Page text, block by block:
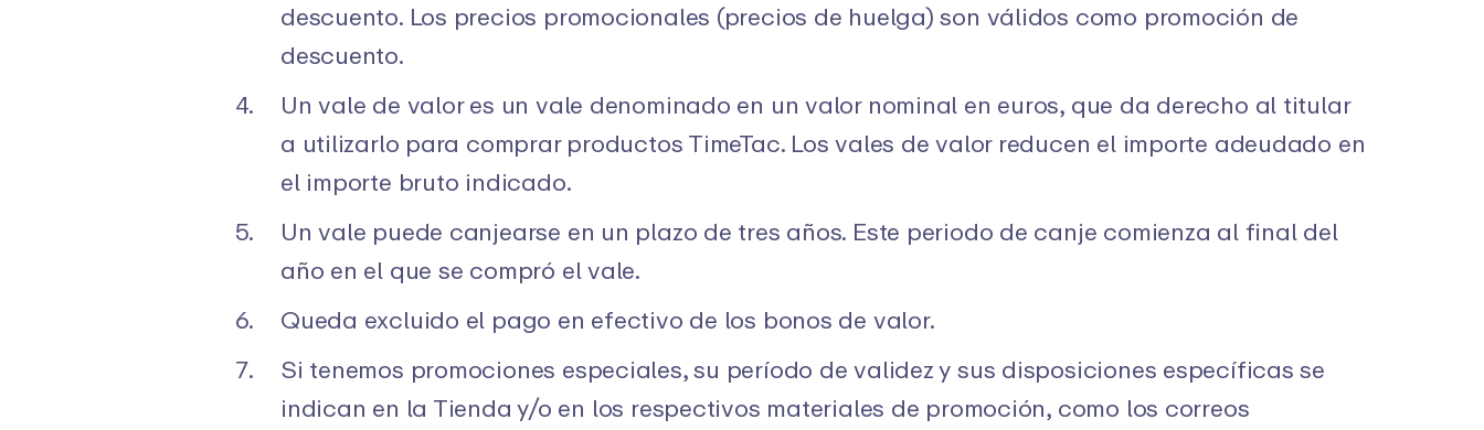
descuento. Los precios promocionales (precios de huelga) son válidos como promoción de
descuento.
Un vale de valor es un vale denominado en un valor nominal en euros, que da derecho al titular
a utilizarlo para comprar productos TimeTac. Los vales de valor reducen el importe adeudado en
el importe bruto indicado.
Un vale puede canjearse en un plazo de tres años. Este periodo de canje comienza al final del
año en el que se compró el vale.
Queda excluido el pago en efectivo de los bonos de valor.
Si tenemos promociones especiales, su período de validez y sus disposiciones específicas se
indican en la Tienda y/o en los respectivos materiales de promoción, como los correos